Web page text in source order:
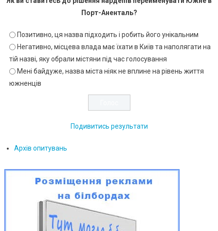
Порт-Аненталь?
Позитивно, ця назва підходить і робить його унікальним
Негативно, місцева влада має їхати в Київ та наполягати на
тій назві, яку обрали містяни під час голосування
Мені байдуже, назва міста ніяк не вплине на рівень життя
южненців
Подивитись результати
Архів опитувань